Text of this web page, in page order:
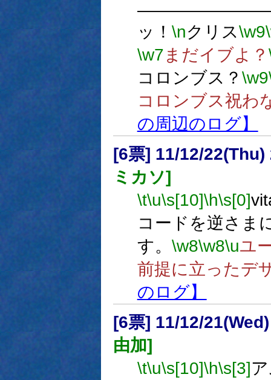
ッ！ \nクリス\w9
\w7まだイブよ？
コロンブス？ \w9
コロンブス祝わ
の周辺のログ】
[6票] 11/12/
ミカソ]
\t\u\s[10]\h\s[0]
コードを逆さま
す。 \w8\w8\uユ
前提に立ったデ
のログ】
[6票] 11/12/
由加]
\t\u\s[10]\h\s[3]